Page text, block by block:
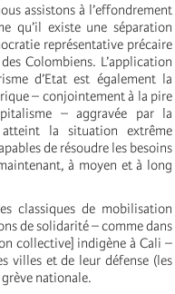
assistons à l’effondrement
qu’il existe une séparation
représentative précaire
Colombiens. L’application
d’Etat est également la
– conjointement à la pire
– aggravée par la
la situation extrême
de résoudre les besoins
à moyen et à long
classiques de mobilisation
de solidarité – comme dans
collective] indigène à Cali –
villes et de leur défense (les
nationale.